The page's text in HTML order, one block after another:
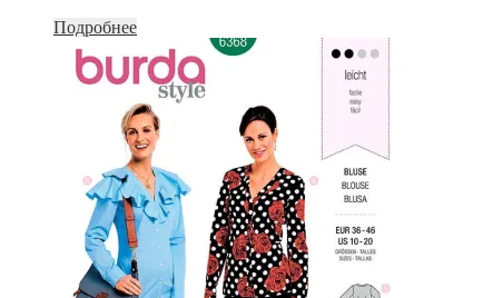
Подробнее